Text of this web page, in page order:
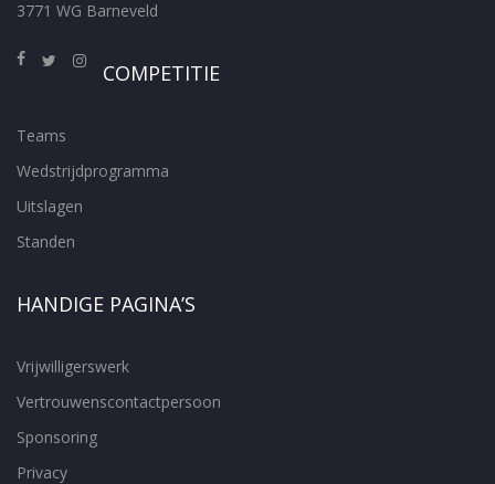
3771 WG Barneveld
COMPETITIE
Teams
Wedstrijdprogramma
Uitslagen
Standen
HANDIGE PAGINA’S
Vrijwilligerswerk
Vertrouwenscontactpersoon
Sponsoring
Privacy